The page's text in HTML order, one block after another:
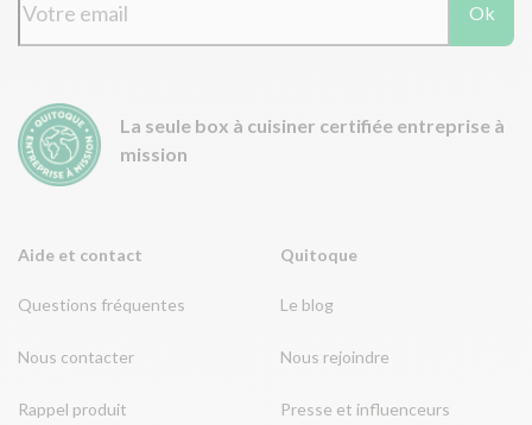
Aide et contact
Questions fréquentes
Nous contacter
Rappel produit
Quitoque
Le blog
Nous rejoindre
Presse et influenceurs
Ok
La seule box à cuisiner certifiée entreprise à
mission